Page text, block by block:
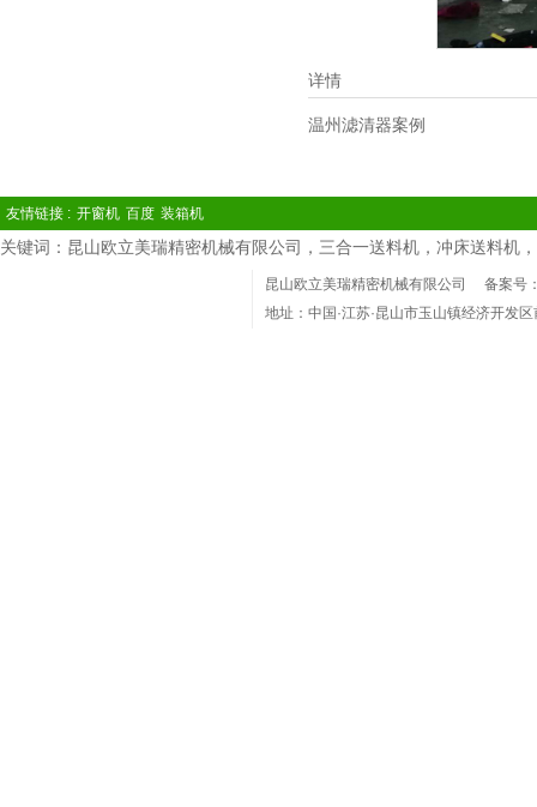
详情
温州滤清器案例
友情链接 : 开窗机 百度 装箱机
关键词：昆山欧立美瑞精密机械有限公司，三合一送料机，冲床送料机
昆山欧立美瑞精密机械有限公司 备案号
地址：中国·江苏·昆山市玉山镇经济开发